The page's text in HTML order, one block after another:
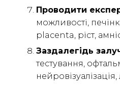
Проводити
можливості,
placenta, ріст,
Заздалегідь
тестування,